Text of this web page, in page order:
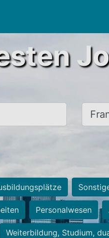
Ort,
Personalwesen
Weiterbildung, Studium,